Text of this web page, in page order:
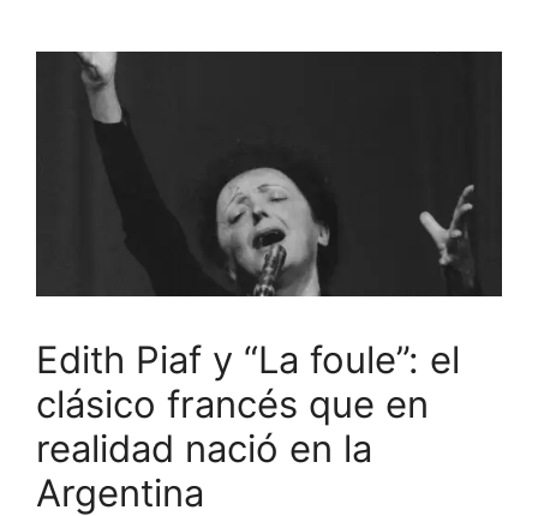
Edith Piaf y “La foule”: el
clásico francés que en
realidad nació en la
Argentina